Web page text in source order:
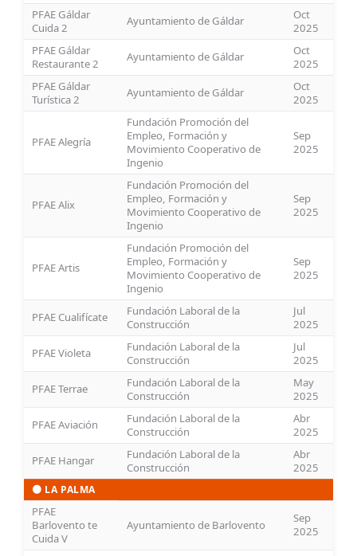
PFAE Gáldar
Cuida 2
Ayuntamiento de Gáldar
Oct
2025
PFAE Gáldar
Restaurante 2
Ayuntamiento de Gáldar
Oct
2025
PFAE Gáldar
Turística 2
Ayuntamiento de Gáldar
Oct
2025
PFAE Alegría
Fundación Promoción del
Empleo, Formación y
Movimiento Cooperativo de
Ingenio
Sep
2025
PFAE Alix
Fundación Promoción del
Empleo, Formación y
Movimiento Cooperativo de
Ingenio
Sep
2025
PFAE Artis
Fundación Promoción del
Empleo, Formación y
Movimiento Cooperativo de
Ingenio
Sep
2025
PFAE Cualifícate
Fundación Laboral de la
Construcción
Jul
2025
PFAE Violeta
Fundación Laboral de la
Construcción
Jul
2025
PFAE Terrae
Fundación Laboral de la
Construcción
May
2025
PFAE Aviación
Fundación Laboral de la
Construcción
Abr
2025
PFAE Hangar
Fundación Laboral de la
Construcción
Abr
2025
🟠 LA PALMA
PFAE
Barlovento te
Cuida V
Ayuntamiento de Barlovento
Sep
2025